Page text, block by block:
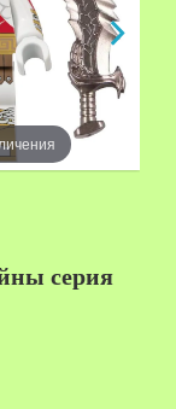
серия